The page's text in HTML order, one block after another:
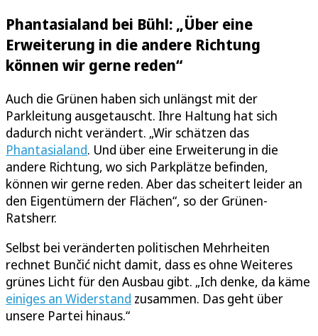
Phantasialand bei Bühl: „Über eine
Erweiterung in die andere Richtung
können wir gerne reden“
Auch die Grünen haben sich unlängst mit der
Parkleitung ausgetauscht. Ihre Haltung hat sich
dadurch nicht verändert. „Wir schätzen das
Phantasialand. Und über eine Erweiterung in die
andere Richtung, wo sich Parkplätze befinden,
können wir gerne reden. Aber das scheitert leider an
den Eigentümern der Flächen“, so der Grünen-
Ratsherr.
Selbst bei veränderten politischen Mehrheiten
rechnet Bunčić nicht damit, dass es ohne Weiteres
grünes Licht für den Ausbau gibt. „Ich denke, da käme
einiges an Widerstand zusammen. Das geht über
unsere Partei hinaus.“